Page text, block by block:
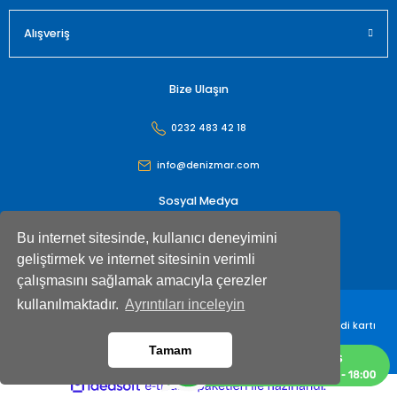
Bu internet sitesinde, kullanıcı deneyimini
geliştirmek ve internet sitesinin verimli
çalışmasını sağlamak amacıyla çerezler
kullanılmaktadır. Ayrıntıları inceleyin
Tamam
Alışveriş
Bize Ulaşın
0232 483 42 18
info@denizmar.com
Sosyal Medya
Denizmar İç Dış Ticaret Anonim Şirketi© Tüm hakları saklıdır. Kredi kartı
ideasoft
e-
ile